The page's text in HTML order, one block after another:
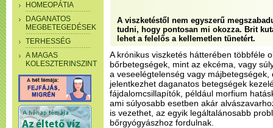
HOMEOPÁTIA
DAGANATOS
MEGBETEGEDÉSEK
TERHESSÉG
A MAGAS
KOLESZTERINSZINT
A viszketéstől nem egyszerű
tudni, hogy pontosan mi okozza. Brit
lehet a felelős a kellemetlen tünetért.
A krónikus viszketés hátterében többféle
bőrbetegségek, mint az ekcéma, vagy
a veseelégtelenség vagy májbetegségek,
jelentkezhet daganatos betegségek
fájdalomcsillapítók, például morfium
ami súlyosabb esetben akár
is vezethet, az egyik legáltalánosabb
bőrgyógyászhoz fordulnak.